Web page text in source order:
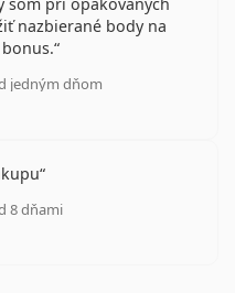
nazbierané body na
jedným dňom
5 z 5
8 dňami
4 z 5